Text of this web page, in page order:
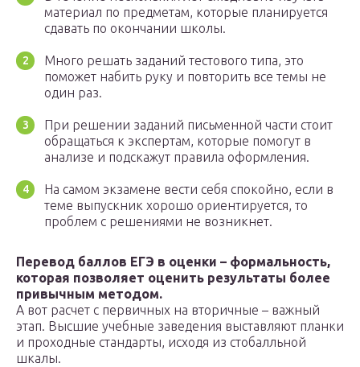
материал по предметам, которые планируется
сдавать по окончании школы.
Много решать заданий тестового типа, это
поможет набить руку и повторить все темы не
один раз.
При решении заданий письменной части стоит
обращаться к экспертам, которые помогут в
анализе и подскажут правила оформления.
На самом экзамене вести себя спокойно, если в
теме выпускник хорошо ориентируется, то
проблем с решениями не возникнет.
Перевод баллов ЕГЭ в оценки – формальность,
которая позволяет оценить результаты более
привычным методом.
А вот расчет с первичных на вторичные – важный
этап. Высшие учебные заведения выставляют планки
и проходные стандарты, исходя из стобалльной
шкалы.